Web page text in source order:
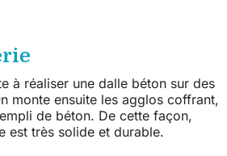
à réaliser une dalle béton sur des
monte ensuite les agglos coffrant,
de béton. De cette façon,
est très solide et durable.